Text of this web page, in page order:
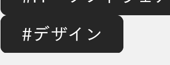
発ワークショッ
#デザイン